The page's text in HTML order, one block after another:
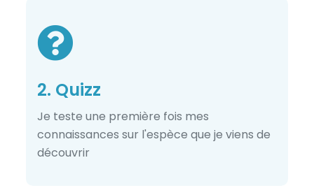
2. Quizz
Je teste une première fois mes
connaissances sur l'espèce que je viens de
découvrir